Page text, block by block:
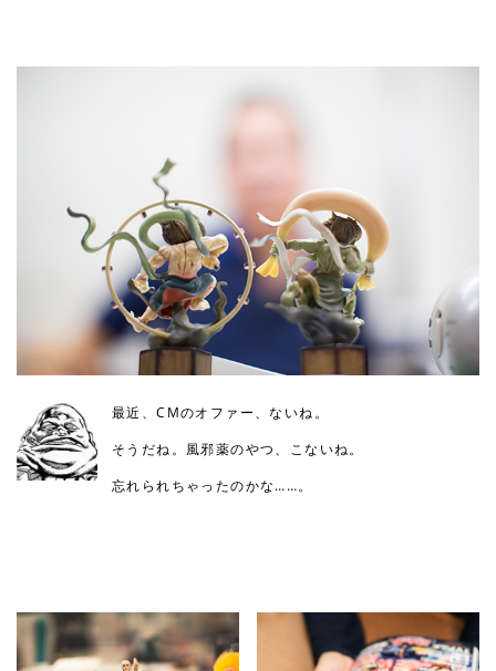
最近、CMのオファー、ないね。
そうだね。風邪薬のやつ、こないね。
忘れられちゃったのかな……。